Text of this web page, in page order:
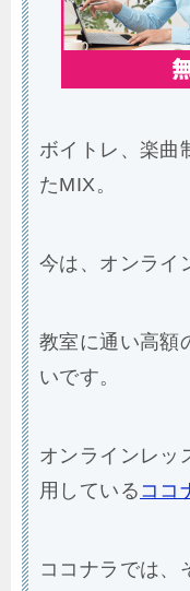
ボイトレ、楽曲
たMIX。
今は、オンライ
教室に通い高額
いです。
オンラインレッ
用している ココ
ココナラでは、